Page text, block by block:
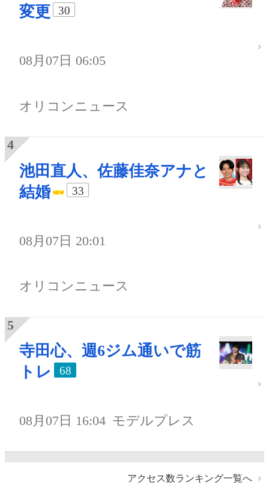
変更
30
08月07日 06:05
オリコンニュース
池田直人、佐藤佳奈アナと
結婚
33
08月07日 20:01
オリコンニュース
寺田心、週6ジム通いで筋
トレ
68
08月07日 16:04 モデルプレス
アクセス数ランキング一覧へ